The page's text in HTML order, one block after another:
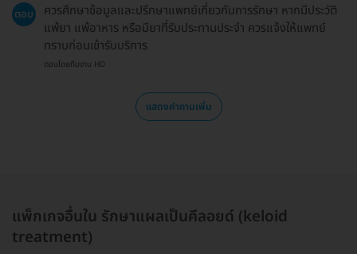
ตอบ
ควรศึกษาข้อมูลและปรึกษาแพทย์เกี่ยวกับการรักษา หากมีประวัติ
แพ้ยา แพ้อาหาร หรือมียาที่รับประทานประจำ ควรแจ้งให้แพทย์
ทราบก่อนเข้ารับบริการ
ตอบโดยทีมงาน HD
แสดงคำถามเพิ่ม
แพ็กเกจอื่นใน รักษาแผลเป็นคีลอยด์ (keloid
treatment)